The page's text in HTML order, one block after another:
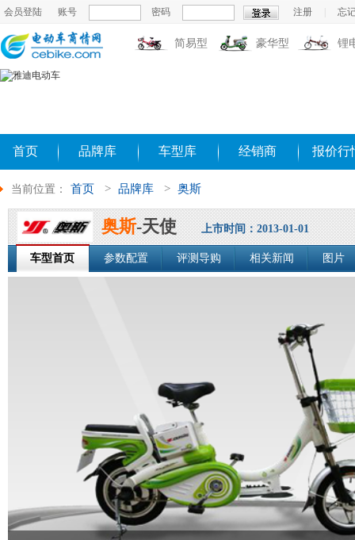
会员登陆 账号 密码 注册 忘
简易型 豪华型 锂
首页 品牌库 车型库 经销商 报价行
当前位置： 首页 > 品牌库 > 奥斯
奥斯-天使 上市时间：2013-01-01
车型首页 参数配置 评测导购 相关新闻 图片